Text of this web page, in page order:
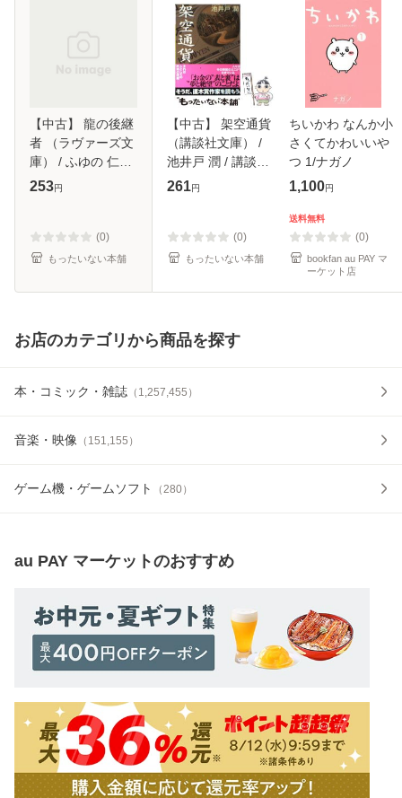
【中古】 龍の後継
者 （ラヴァーズ文
庫） / ふゆの 仁子
/ 竹書房 [文庫]【メ
253円
(0)
もったいない本舗
【中古】 架空通貨
（講談社文庫） /
池井戸 潤 / 講談社
[文庫]【メール便送
261円
(0)
もったいない本舗
ちいかわ なんか小
さくてかわいいや
つ 1/ナガノ
1,100円
送料無料
(0)
bookfan au PAY マ
ーケット店
お店のカテゴリから商品を探す
本・コミック・雑誌 （ 1,257,455 ）
音楽・映像 （ 151,155 ）
ゲーム機・ゲームソフト （280）
au PAY マーケットのおすすめ